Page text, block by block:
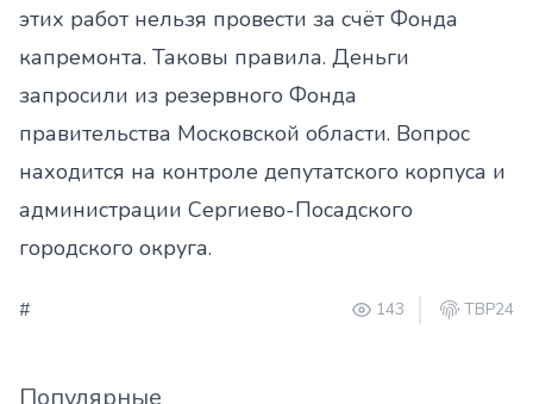
этих работ нельзя провести за счёт Фонда
капремонта. Таковы правила. Деньги
запросили из резервного Фонда
правительства Московской области. Вопрос
находится на контроле депутатского корпуса и
администрации Сергиево-Посадского
городского округа.
# 143 ТВР24
Популярные